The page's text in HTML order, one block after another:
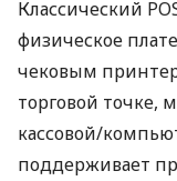
Классический
физическое
чековым
торговой точке,
кассовой/
поддерживает